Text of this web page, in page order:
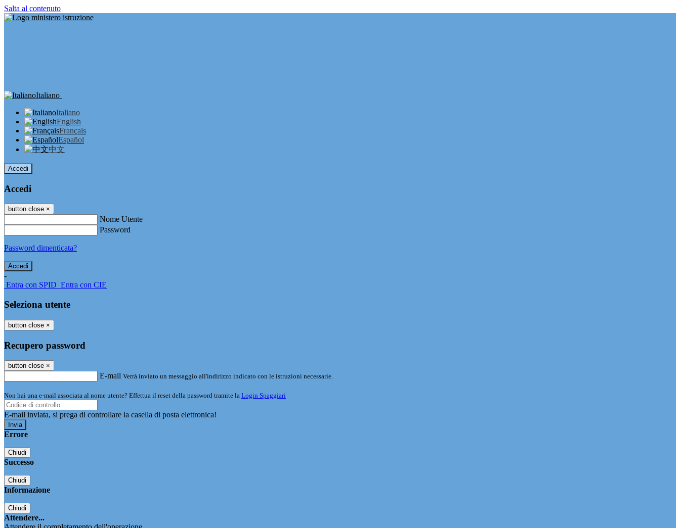
Salta al contenuto
Italiano
Italiano
English
Français
Español
中文
Accedi
Accedi
button close ×
Nome Utente
Password
Password dimenticata?
-
Entra con SPID Entra con CIE
Seleziona utente
button close ×
Recupero password
button close ×
E-mail Verrà inviato un messaggio all'indirizzo indicato con le istruzioni necessarie.
Non hai una e-mail associata al nome utente? Effettua il reset della password tramite la Login Spaggiari
E-mail inviata, si prega di controllare la casella di posta elettronica!
Errore
Chiudi
Successo
Chiudi
Informazione
Chiudi
Attendere...